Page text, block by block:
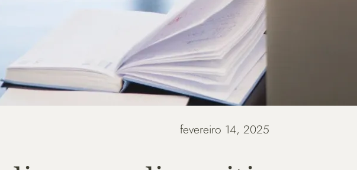
fevereiro 14, 2025